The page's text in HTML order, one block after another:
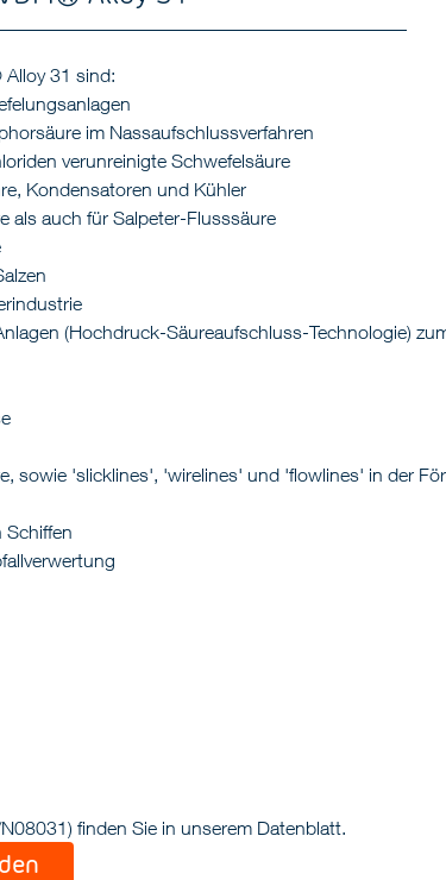
31 sind:
im Nassaufschlussverfahren
verunreinigte Schwefelsäure
Kondensatoren und Kühler
als auch für Salpeter-Flusssäure
(Hochdruck-Säureaufschluss-Technologie)
sowie 'slicklines', 'wirelines' und 'flowlines' in der
Schiffen
finden Sie in unserem Datenblatt.